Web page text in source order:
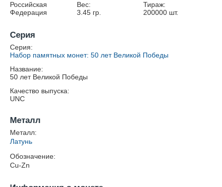
Российская
Федерация
Вес:
3.45гр.
Тираж:
200000 шт.
Серия
Серия:
Набор памятных монет: 50 лет Великой Победы
Название:
50 лет Великой Победы
Качество выпуска:
UNC
Металл
Металл:
Латунь
Обозначение:
Cu-Zn